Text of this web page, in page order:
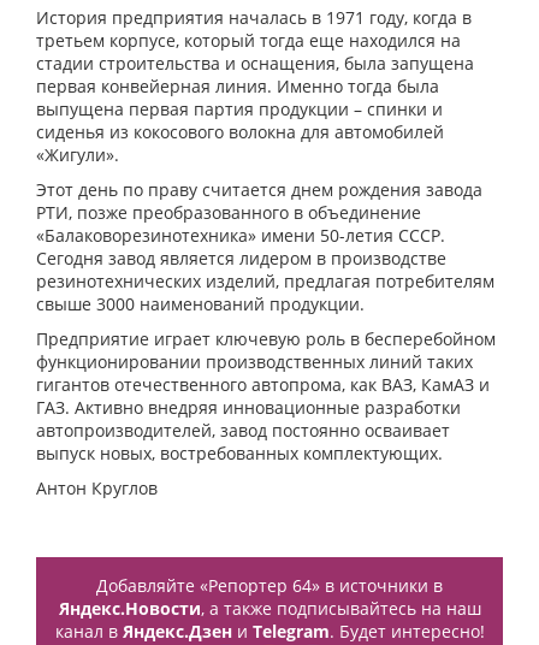
История предприятия началась в 1971 году, когда в
третьем корпусе, который тогда еще находился на
стадии строительства и оснащения, была запущена
первая конвейерная линия. Именно тогда была
выпущена первая партия продукции – спинки и
сиденья из кокосового волокна для автомобилей
«Жигули».
Этот день по праву считается днем рождения завода
РТИ, позже преобразованного в объединение
«Балаковорезинотехника» имени 50-летия СССР.
Сегодня завод является лидером в производстве
резинотехнических изделий, предлагая потребителям
свыше 3000 наименований продукции.
Предприятие играет ключевую роль в бесперебойном
функционировании производственных линий таких
гигантов отечественного автопрома, как ВАЗ, КамАЗ и
ГАЗ. Активно внедряя инновационные разработки
автопроизводителей, завод постоянно осваивает
выпуск новых, востребованных комплектующих.
Антон Круглов
Добавляйте «Репортер 64» в источники в
Яндекс.Новости, а также подписывайтесь на наш
канал в Яндекс.Дзени Telegram. Будет интересно!